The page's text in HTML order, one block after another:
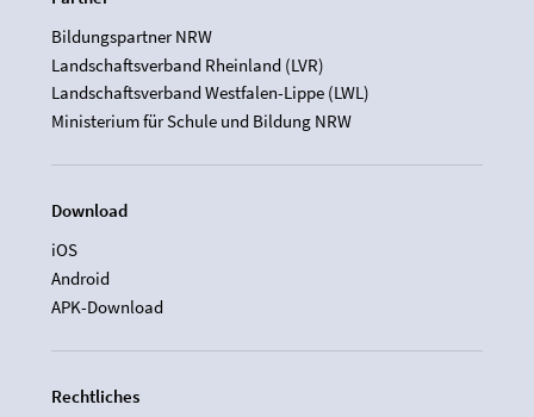
Bildungspartner NRW
Landschaftsverband Rheinland (LVR)
Landschaftsverband Westfalen-Lippe (LWL)
Ministerium für Schule und Bildung NRW
Download
iOS
Android
APK-Download
Rechtliches